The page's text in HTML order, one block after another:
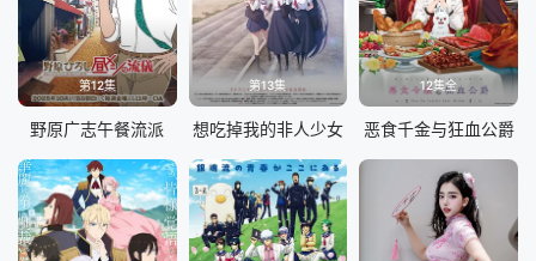
第12集
野原广志午餐流派
第13集
想吃掉我的非人少女
12集全
恶食千金与狂血公爵